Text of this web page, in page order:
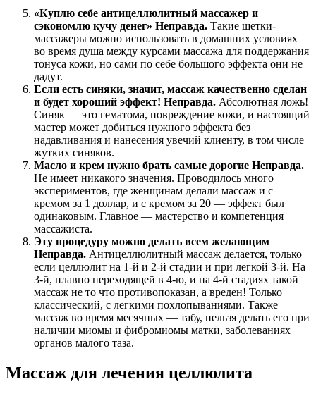
«Куплю себе антицеллюлитный массажер и
сэкономлю кучу денег» Неправда. Такие щетки-
массажеры можно использовать в домашних условиях
во время душа между курсами массажа для поддержания
тонуса кожи, но сами по себе большого эффекта они не
дадут.
Если есть синяки, значит, массаж качественно сделан
и будет хороший эффект! Неправда. Абсолютная ложь!
Синяк — это гематома, повреждение кожи, и настоящий
мастер может добиться нужного эффекта без
надавливания и нанесения увечий клиенту, в том числе
жутких синяков.
Масло и крем нужно брать самые дорогие Неправда.
Не имеет никакого значения. Проводилось много
экспериментов, где женщинам делали массаж и с
кремом за 1 доллар, и с кремом за 20 — эффект был
одинаковым. Главное — мастерство и компетенция
массажиста.
Эту процедуру можно делать всем желающим
Неправда. Антицеллюлитный массаж делается, только
если целлюлит на 1-й и 2-й стадии и при легкой 3-й. На
3-й, плавно переходящей в 4-ю, и на 4-й стадиях такой
массаж не то что противопоказан, а вреден! Только
классический, с легкими похлопываниями. Также
массаж во время месячных — табу, нельзя делать его при
наличии миомы и фибромиомы матки, заболеваниях
органов малого таза.
Массаж для лечения целлюлита